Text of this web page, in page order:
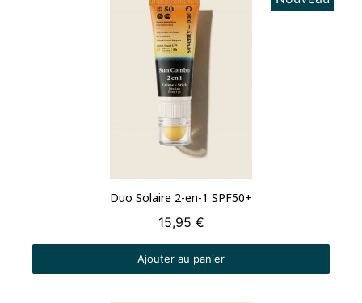
Aperçu rapide
Duo Solaire 2-en-1 SPF50+
15,95 €
Ajouter au panier